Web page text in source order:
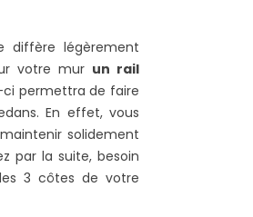
diffère légèrement
votre mur un rail
ci permettra de faire
En effet, vous
solidement
par la suite, besoin
3 côtes de votre